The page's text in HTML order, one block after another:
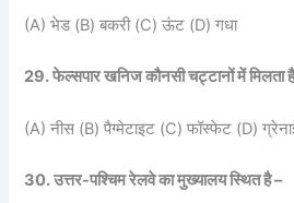
(A) भेड (B) बकरी (C) ऊंट (D) गधा
29. फेल्सपार खनिज कौनसी चट्टानों में मिलता
(A) नीस (B) पैग्मेटाइट (C) फॉस्फेट (D)
30. उत्तर-पश्चिम रेलवे का मुख्यालय स्थित है –